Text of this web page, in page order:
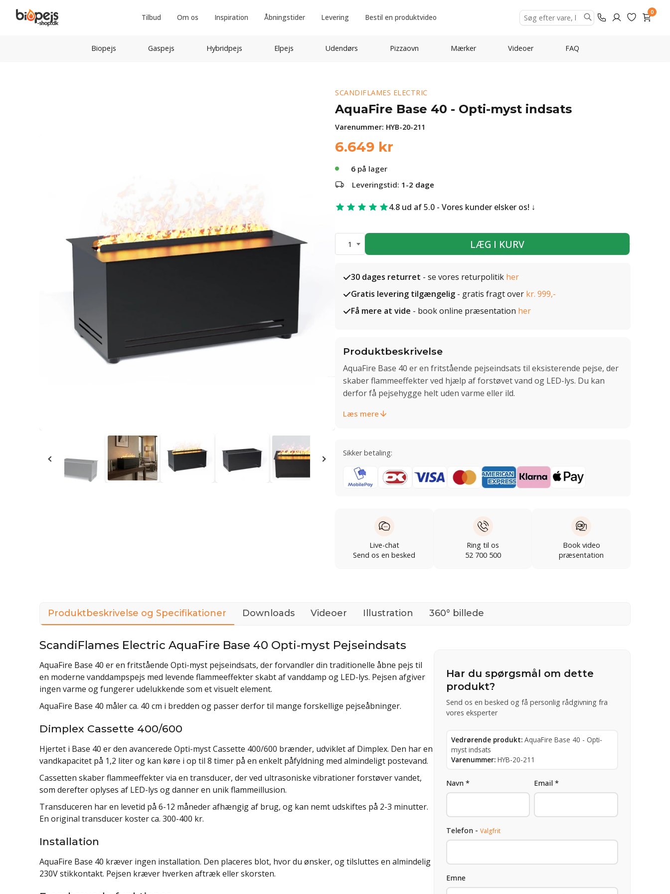
Tilbud Om os Inspiration Åbningstider Levering Bestil en produktvideo
0
Biopejs Gaspejs Hybridpejs Elpejs Udendørs Pizzaovn Mærker Videoer FAQ
SCANDIFLAMES ELECTRIC
AquaFire Base 40 - Opti-myst indsats
Varenummer: HYB-20-211
6.649 kr
6 på lager
Leveringstid: 1-2 dage
4.8 ud af 5.0 - Vores kunder elsker os!
1 LÆG I KURV
30 dages returret - se vores returpolitik her
Gratis levering tilgængelig - gratis fragt over kr. 999,-
Få mere at vide - book online præsentation her
Produktbeskrivelse
AquaFire Base 40 er en fritstående pejseindsats til eksisterende pejse, der
skaber flammeeffekter ved hjælp af forstøvet vand og LED-lys. Du kan
derfor få pejsehygge helt uden varme eller ild.
Læs mere
Sikker betaling:
Live-chat
Send os en besked
Ring til os
52 700 500
Book video
præsentation
Produktbeskrivelse og Specifikationer Downloads Videoer Illustration 360° billede
ScandiFlames Electric AquaFire Base 40 Opti-myst Pejseindsats
AquaFire Base 40 er en fritstående Opti-myst pejseindsats, der forvandler din traditionelle åbne pejs til
en moderne vanddampspejs med levende flammeeffekter skabt af vanddamp og LED-lys. Pejsen afgiver
ingen varme og fungerer udelukkende som et visuelt element.
AquaFire Base 40 måler ca. 40 cm i bredden og passer derfor til mange forskellige pejseåbninger.
Dimplex Cassette 400/600
Hjertet i Base 40 er den avancerede Opti-myst Cassette 400/600 brænder, udviklet af Dimplex. Den har en
vandkapacitet på 1,2 liter og kan køre i op til 8 timer på en enkelt påfyldning med almindeligt postevand.
Cassetten skaber flammeeffekter via en transducer, der ved ultrasoniske vibrationer forstøver vandet,
som derefter oplyses af LED-lys og danner en unik flammeillusion.
Transduceren har en levetid på 6-12 måneder afhængig af brug, og kan nemt udskiftes på 2-3 minutter.
En original transducer koster ca. 300-400 kr.
Installation
AquaFire Base 40 kræver ingen installation. Den placeres blot, hvor du ønsker, og tilsluttes en almindelig
230V stikkontakt. Pejsen kræver hverken aftræk eller skorsten.
Har du spørgsmål om dette
produkt?
Send os en besked og få personlig rådgivning fra
vores eksperter
Vedrørende produkt: AquaFire Base 40 - Opti-
myst indsats
Varenummer: HYB-20-211
Navn * Email *
Telefon - Valgfrit
Emne